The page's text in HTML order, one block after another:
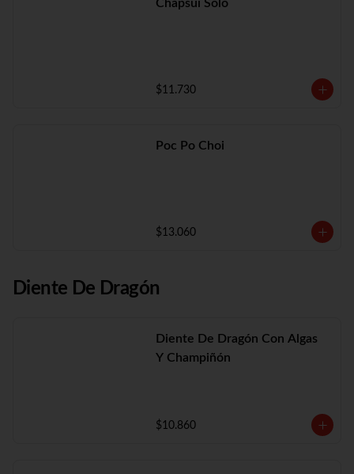
Chapsui Solo
$11.730
Poc Po Choi
$13.060
Diente De Dragón
Diente De Dragón Con Algas
Y Champiñón
$10.860